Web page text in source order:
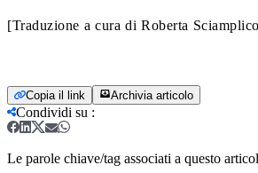
[Traduzione a cura di Roberta
Copia il link Archivia articolo
Condividi su :
Le parole chiave/tag associati a questo